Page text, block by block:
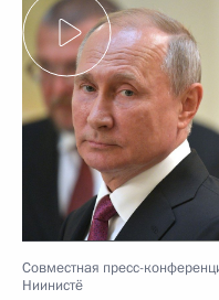
Совместная пресс-
Ниинистё